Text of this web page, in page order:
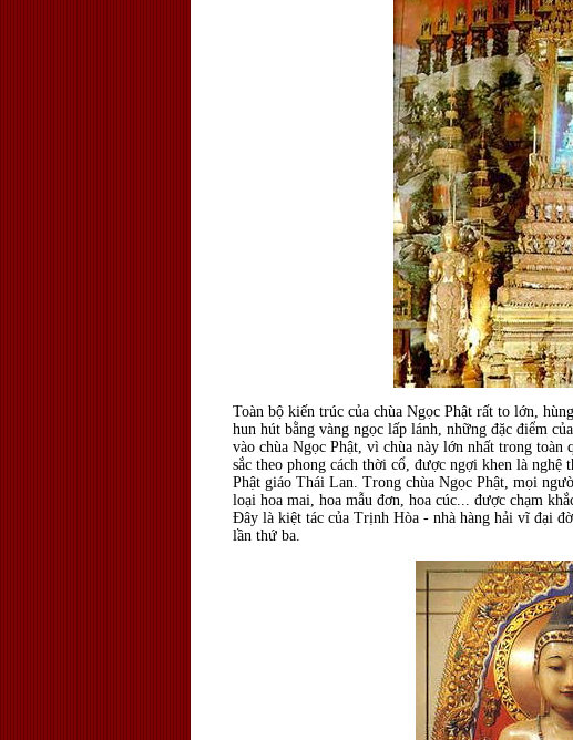
Toàn bộ kiến trúc của chùa Ngọc Phật rất to lớn,
hun hút bằng vàng ngọc lấp lánh, những đặc điểm
vào chùa Ngọc Phật, vì chùa này lớn nhất trong toàn
sắc theo phong cách thời cổ, được ngợi khen là
Phật giáo Thái Lan. Trong chùa Ngọc Phật, mọi
loại hoa mai, hoa mẫu đơn, hoa cúc... được chạm
Đây là kiệt tác của Trịnh Hòa - nhà hàng hải vĩ đại
lần thứ ba.